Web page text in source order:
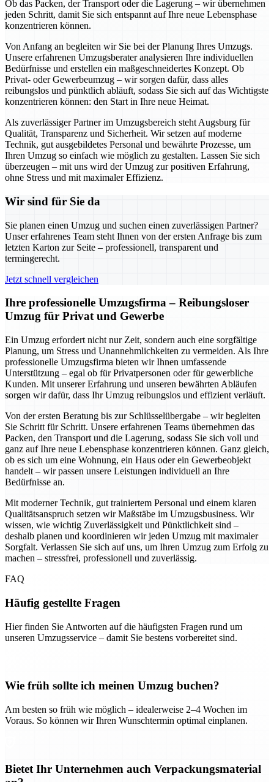
Ob das Packen, der Transport oder die Lagerung – wir übernehmen
jeden Schritt, damit Sie sich entspannt auf Ihre neue Lebensphase
konzentrieren können.
Von Anfang an begleiten wir Sie bei der Planung Ihres Umzugs.
Unsere erfahrenen Umzugsberater analysieren Ihre individuellen
Bedürfnisse und erstellen ein maßgeschneidertes Konzept. Ob
Privat- oder Gewerbeumzug – wir sorgen dafür, dass alles
reibungslos und pünktlich abläuft, sodass Sie sich auf das Wichtigste
konzentrieren können: den Start in Ihre neue Heimat.
Als zuverlässiger Partner im Umzugsbereich steht Augsburg für
Qualität, Transparenz und Sicherheit. Wir setzen auf moderne
Technik, gut ausgebildetes Personal und bewährte Prozesse, um
Ihren Umzug so einfach wie möglich zu gestalten. Lassen Sie sich
überzeugen – mit uns wird der Umzug zur positiven Erfahrung,
ohne Stress und mit maximaler Effizienz.
Wir sind für Sie da
Sie planen einen Umzug und suchen einen zuverlässigen Partner?
Unser erfahrenes Team steht Ihnen von der ersten Anfrage bis zum
letzten Karton zur Seite – professionell, transparent und
termingerecht.
Jetzt schnell vergleichen
Ihre professionelle Umzugsfirma – Reibungsloser
Umzug für Privat und Gewerbe
Ein Umzug erfordert nicht nur Zeit, sondern auch eine sorgfältige
Planung, um Stress und Unannehmlichkeiten zu vermeiden. Als Ihre
professionelle Umzugsfirma bieten wir Ihnen umfassende
Unterstützung – egal ob für Privatpersonen oder für gewerbliche
Kunden. Mit unserer Erfahrung und unseren bewährten Abläufen
sorgen wir dafür, dass Ihr Umzug reibungslos und effizient verläuft.
Von der ersten Beratung bis zur Schlüsselübergabe – wir begleiten
Sie Schritt für Schritt. Unsere erfahrenen Teams übernehmen das
Packen, den Transport und die Lagerung, sodass Sie sich voll und
ganz auf Ihre neue Lebensphase konzentrieren können. Ganz gleich,
ob es sich um eine Wohnung, ein Haus oder ein Gewerbeobjekt
handelt – wir passen unsere Leistungen individuell an Ihre
Bedürfnisse an.
Mit moderner Technik, gut trainiertem Personal und einem klaren
Qualitätsanspruch setzen wir Maßstäbe im Umzugsbusiness. Wir
wissen, wie wichtig Zuverlässigkeit und Pünktlichkeit sind –
deshalb planen und koordinieren wir jeden Umzug mit maximaler
Sorgfalt. Verlassen Sie sich auf uns, um Ihren Umzug zum Erfolg zu
machen – stressfrei, professionell und zuverlässig.
FAQ
Häufig gestellte Fragen
Hier finden Sie Antworten auf die häufigsten Fragen rund um
unseren Umzugsservice – damit Sie bestens vorbereitet sind.
Wie früh sollte ich meinen Umzug buchen?
Am besten so früh wie möglich – idealerweise 2–4 Wochen im
Voraus. So können wir Ihren Wunschtermin optimal einplanen.
Bietet Ihr Unternehmen auch Verpackungsmaterial